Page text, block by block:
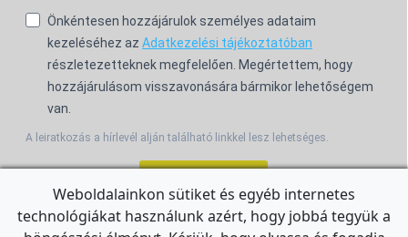
Önkéntesen hozzájárulok személyes adataim
kezeléséhez az Adatkezelési tájékoztatóban
részletezetteknek megfelelően. Megértettem, hogy
hozzájárulásom visszavonására bármikor lehetőségem
van.
A leiratkozás a hírlevél alján található linkkel lesz lehetséges.
For the English Newsletter, clickHERE.
Weboldalainkon sütiket és egyéb internetes
technológiákat használunk azért, hogy jobbá tegyük a